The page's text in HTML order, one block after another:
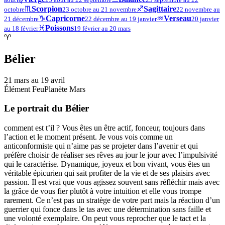
octobre♏︎Scorpion23 octobre au 21 novembre♐︎Sagittaire22 novembre au
21 décembre♑︎Capricorne22 décembre au 19 janvier♒︎Verseau20 janvier
au 18 février♓︎Poissons19 février au 20 mars
♈︎
Bélier
21 mars au 19 avril
Élément FeuPlanète Mars
Le portrait du Bélier
comment est t’il ? Vous êtes un être actif, fonceur, toujours dans
l’action et le moment présent. Je vous vois comme un
anticonformiste qui n’aime pas se projeter dans l’avenir et qui
préfère choisir de réaliser ses rêves au jour le jour avec l’impulsivité
qui le caractérise. Dynamique, joyeux et bon vivant, vous êtes un
véritable épicurien qui sait profiter de la vie et de ses plaisirs avec
passion. Il est vrai que vous agissez souvent sans réfléchir mais avec
la grâce de vous fier plutôt à votre intuition et elle vous trompe
rarement. Ce n’est pas un stratège de votre part mais la réaction d’un
guerrier qui fonce dans le tas avec une détermination sans faille et
une volonté exemplaire. On peut vous reprocher que le tact et la